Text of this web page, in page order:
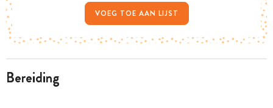
bereiding
VOEG TOE AAN LIJST